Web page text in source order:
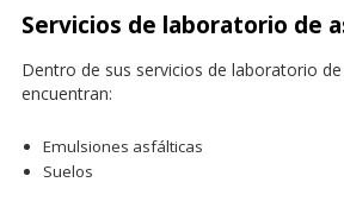
Servicios de laboratorio de
Dentro de sus servicios de laboratorio
encuentran:
Emulsiones asfálticas
Suelos